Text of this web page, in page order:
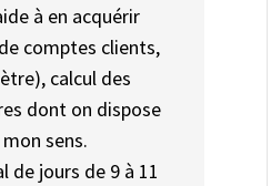
à en acquérir
comptes clients,
calcul des
dont on dispose
sens.
de jours de 9 à 11